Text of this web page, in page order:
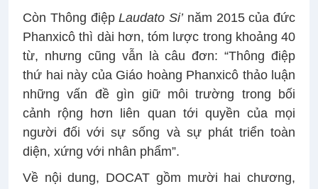
Còn Thông điệp Laudato Si’ năm 2015 của đức
Phanxicô thì dài hơn, tóm lược trong khoảng 40
từ, nhưng cũng vẫn là câu đơn: “Thông điệp
thứ hai này của Giáo hoàng Phanxicô thảo luận
những vấn đề gìn giữ môi trường trong bối
cảnh rộng hơn liên quan tới quyền của mọi
người đối với sự sống và sự phát triển toàn
diện, xứng với nhân phẩm”.
Về nội dung, DOCAT gồm mười hai chương,